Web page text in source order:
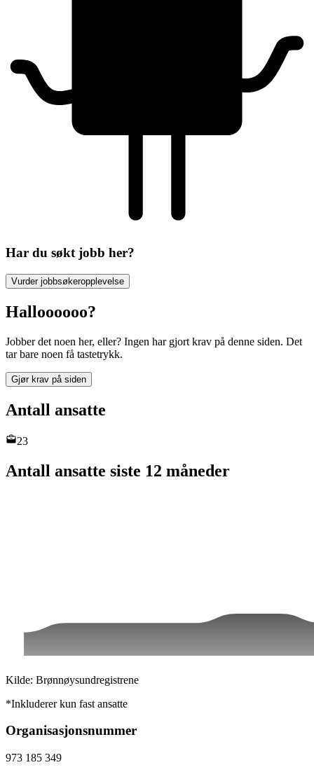
Har du søkt jobb her?
Vurder jobbsøkeropplevelse
Halloooooo?
Jobber det noen her, eller? Ingen har gjort krav på denne siden. Det
tar bare noen få tastetrykk.
Gjør krav på siden
Antall ansatte
23
Antall ansatte siste 12 måneder
Kilde: Brønnøysundregistrene
*Inkluderer kun fast ansatte
Organisasjonsnummer
973 185 349